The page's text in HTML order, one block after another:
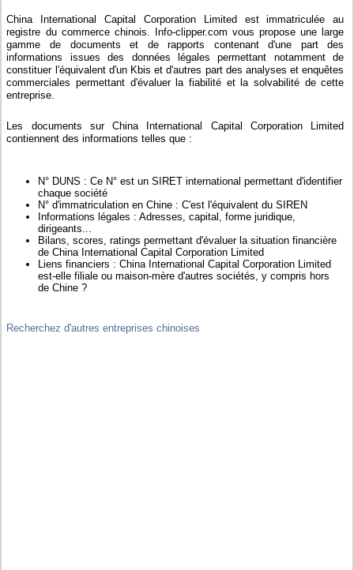
China International Capital Corporation Limited est immatriculée au
registre du commerce chinois. Info-clipper.com vous propose une large
gamme de documents et de rapports contenant d'une part des
informations issues des données légales permettant notamment de
constituer l'équivalent d'un Kbis et d'autres part des analyses et enquêtes
commerciales permettant d'évaluer la fiabilité et la solvabilité de cette
entreprise.
Les documents sur China International Capital Corporation Limited
contiennent des informations telles que :
N° DUNS : Ce N° est un SIRET international permettant d'identifier
chaque société
N° d'immatriculation en Chine : C'est l'équivalent du SIREN
Informations légales : Adresses, capital, forme juridique,
dirigeants...
Bilans, scores, ratings permettant d'évaluer la situation financière
de China International Capital Corporation Limited
Liens financiers : China International Capital Corporation Limited
est-elle filiale ou maison-mère d'autres sociétés, y compris hors
de Chine ?
Recherchez d'autres entreprises chinoises